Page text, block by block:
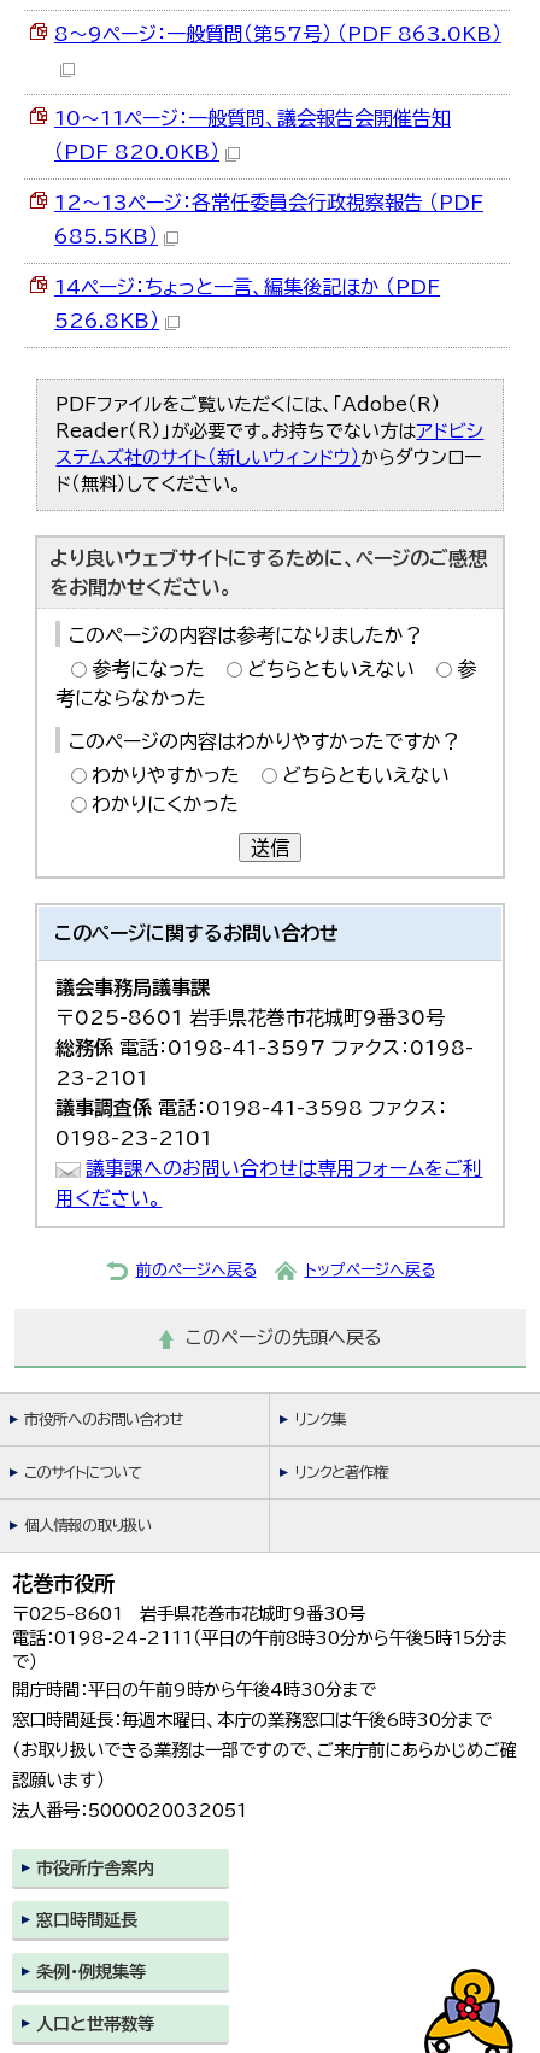
8～9ページ：一般質問（第57号） （PDF 863.0KB）
10～11ページ：一般質問、議会報告会開催告知
（PDF 820.0KB）
12～13ページ：各常任委員会行政視察報告 （PDF
685.5KB）
14ページ：ちょっと一言、編集後記ほか （PDF
526.8KB）
PDFファイルをご覧いただくには、「Adobe（R）
Reader（R）」が必要です。お持ちでない方はアドビシ
ステムズ社のサイト（新しいウィンドウ） からダウンロー
ド（無料）してください。
より良いウェブサイトにするために、ページのご感想
をお聞かせください。
このページの内容は参考になりましたか？
参考になった
どちらともいえない
参
考にならなかった
このページの内容はわかりやすかったですか？
わかりやすかった
どちらともいえない
わかりにくかった
送信
このページに関するお問い合わせ
議会事務局議事課
〒025-8601 岩手県花巻市花城町9番30号
総務係 電話：0198-41-3597 ファクス：0198-
23-2101
議事調査係 電話：0198-41-3598 ファクス：
0198-23-2101
議事課へのお問い合わせは専用フォームをご利
用ください。
前のページへ戻る トップページへ戻る
このページの先頭へ戻る
市役所へのお問い合わせ リンク集
このサイトについて リンクと著作権
個人情報の取り扱い
花巻市役所
〒025-8601 岩手県花巻市花城町9番30号
電話：0198-24-2111（平日の午前8時30分から午後5時15分ま
で）
開庁時間：平日の午前9時から午後4時30分まで
窓口時間延長：毎週木曜日、本庁の業務窓口は午後6時30分まで
（お取り扱いできる業務は一部ですので、ご来庁前にあらかじめご確
認願います）
法人番号：5000020032051
市役所庁舎案内
窓口時間延長
条例・例規集等
人口と世帯数等